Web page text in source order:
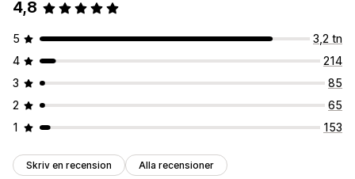
4,8
5
3,2 tn
4
214
3
85
2
65
1
153
Skriv en recension Alla recensioner